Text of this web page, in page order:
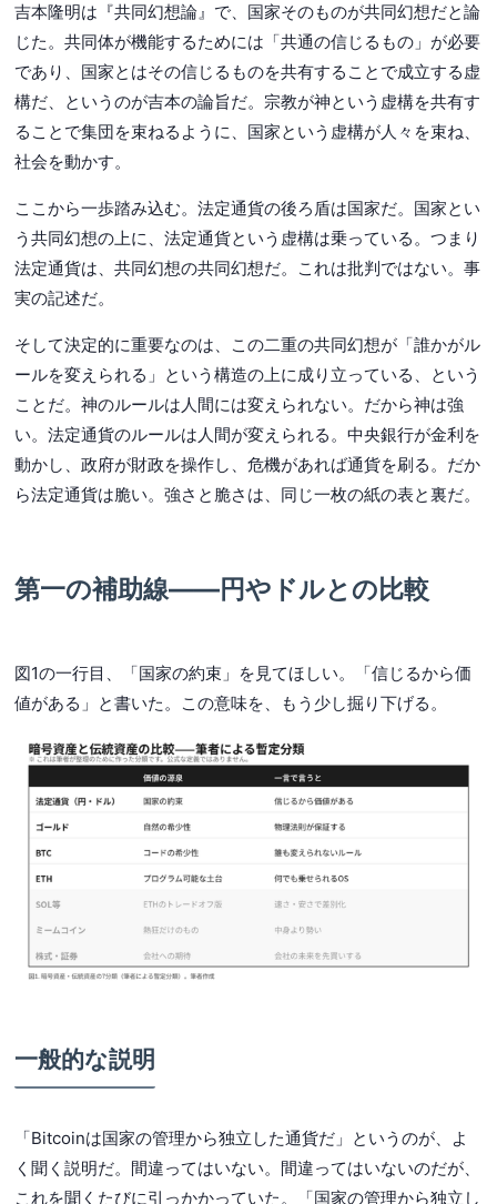
吉本隆明は『共同幻想論』で、国家そのものが共同幻想だと論
じた。共同体が機能するためには「共通の信じるもの」が必要
であり、国家とはその信じるものを共有することで成立する虚
構だ、というのが吉本の論旨だ。宗教が神という虚構を共有す
ることで集団を束ねるように、国家という虚構が人々を束ね、
社会を動かす。
ここから一歩踏み込む。法定通貨の後ろ盾は国家だ。国家とい
う共同幻想の上に、法定通貨という虚構は乗っている。つまり
法定通貨は、共同幻想の共同幻想だ。これは批判ではない。事
実の記述だ。
そして決定的に重要なのは、この二重の共同幻想が「誰かがル
ールを変えられる」という構造の上に成り立っている、という
ことだ。神のルールは人間には変えられない。だから神は強
い。法定通貨のルールは人間が変えられる。中央銀行が金利を
動かし、政府が財政を操作し、危機があれば通貨を刷る。だか
ら法定通貨は脆い。強さと脆さは、同じ一枚の紙の表と裏だ。
第一の補助線——円やドルとの比較
図1の一行目、「国家の約束」を見てほしい。「信じるから価
値がある」と書いた。この意味を、もう少し掘り下げる。
一般的な説明
「Bitcoinは国家の管理から独立した通貨だ」というのが、よ
く聞く説明だ。間違ってはいない。間違ってはいないのだが、
これを聞くたびに引っかかっていた。「国家の管理から独立し